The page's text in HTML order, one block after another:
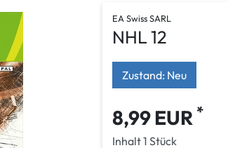
EA Swiss SARL
NHL 12
Zustand: Neu
8,99 EUR *
Inhalt1 Stück